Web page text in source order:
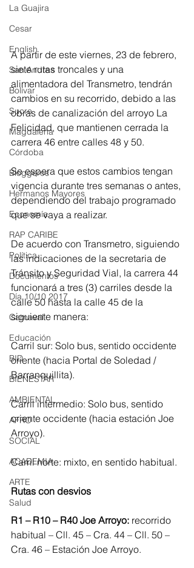
La Guajira
Cesar
English
San Andres
Bolívar
Sucre
Magdalena
Córdoba
Bloggeros
Hermanos Mayores
Economía
RAP CARIBE
Política
Documentos
Día 10/10 2017
Carnaval
Educación
BID
BIENESTAR
AMBIENTAL
AFRO
SOCIAL
ACADEMIA
ARTE
Salud
A partir de este viernes, 23 de febrero,
siete rutas troncales y una
alimentadora del Transmetro, tendrán
cambios en su recorrido, debido a las
obras de canalización del arroyo La
Felicidad, que mantienen cerrada la
carrera 46 entre calles 48 y 50.
Se espera que estos cambios tengan
vigencia durante tres semanas o antes,
dependiendo del trabajo programado
que se vaya a realizar.
De acuerdo con Transmetro, siguiendo
las indicaciones de la secretaria de
Tránsito y Seguridad Vial, la carrera 44
funcionará a tres (3) carriles desde la
calle 50 hasta la calle 45 de la
siguiente manera:
Carril sur: Solo bus, sentido occidente
oriente (hacia Portal de Soledad /
Barranquillita).
Carril intermedio: Solo bus, sentido
oriente occidente (hacia estación Joe
Arroyo).
Carril norte: mixto, en sentido habitual.
Rutas con desvios
R1 – R10 – R40 Joe Arroyo: recorrido
habitual – Cll. 45 – Cra. 44 – Cll. 50 –
Cra. 46 – Estación Joe Arroyo.